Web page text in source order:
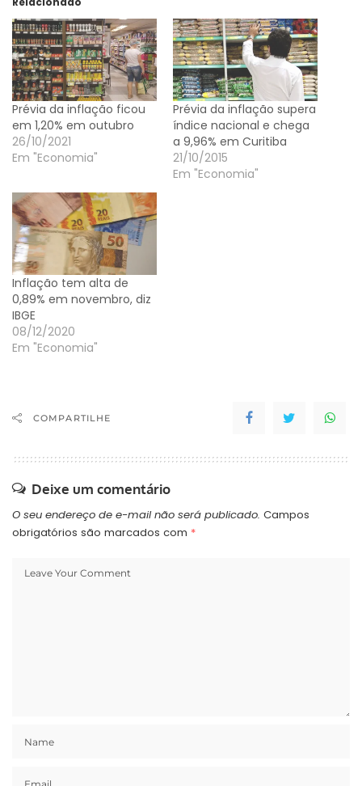
Prévia da inflação ficou
em 1,20% em outubro
26/10/2021
Em "Economia"
Prévia da inflação supera
índice nacional e chega
a 9,96% em Curitiba
21/10/2015
Em "Economia"
Inflação tem alta de
0,89% em novembro, diz
IBGE
08/12/2020
Em "Economia"
COMPARTILHE
Deixe um comentário
O seu endereço de e-mail não será publicado. Campos
obrigatórios são marcados com *